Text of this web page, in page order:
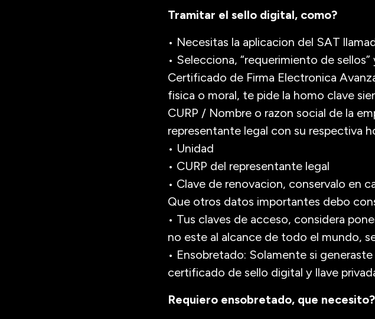
Tramitar el sello digital, como?
• Necesitas la aplicacion del SAT
• Selecciona, “requerimiento de
Certificado de Firma Electronica
fisica o moral, te pide la homo clave
CURP / Nombre o razon social de la
representante legal con su respectiva
• Unidad
• CURP del representante legal
• Clave de renovacion, conservalo en
Que otros datos importantes debo
• Tus claves de acceso, considera
no este al alcance de todo el mundo,
• Ensobretado: Solamente si
certificado de sello digital y llave
Requiero ensobretado, que necesito?